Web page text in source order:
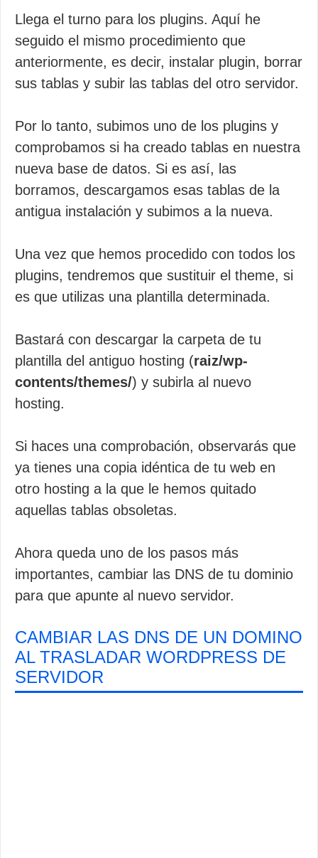
Llega el turno para los plugins. Aquí he
seguido el mismo procedimiento que
anteriormente, es decir, instalar plugin, borrar
sus tablas y subir las tablas del otro servidor.
Por lo tanto, subimos uno de los plugins y
comprobamos si ha creado tablas en nuestra
nueva base de datos. Si es así, las
borramos, descargamos esas tablas de la
antigua instalación y subimos a la nueva.
Una vez que hemos procedido con todos los
plugins, tendremos que sustituir el theme, si
es que utilizas una plantilla determinada.
Bastará con descargar la carpeta de tu
plantilla del antiguo hosting (raiz/wp-
contents/themes/) y subirla al nuevo
hosting.
Si haces una comprobación, observarás que
ya tienes una copia idéntica de tu web en
otro hosting a la que le hemos quitado
aquellas tablas obsoletas.
Ahora queda uno de los pasos más
importantes, cambiar las DNS de tu dominio
para que apunte al nuevo servidor.
CAMBIAR LAS DNS DE UN DOMINO
AL TRASLADAR WORDPRESS DE
SERVIDOR